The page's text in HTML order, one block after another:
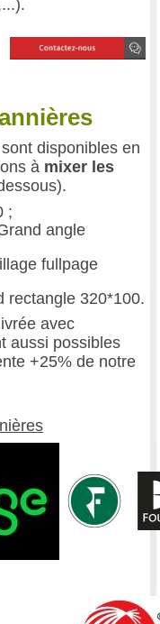
disponibles en
à mixer les
;
angle
fullpage
rectangle 320*100.
avec
aussi possibles
+25% de notre